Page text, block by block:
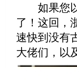
如果您以
了！这回，
速快到没有
大佬们，以